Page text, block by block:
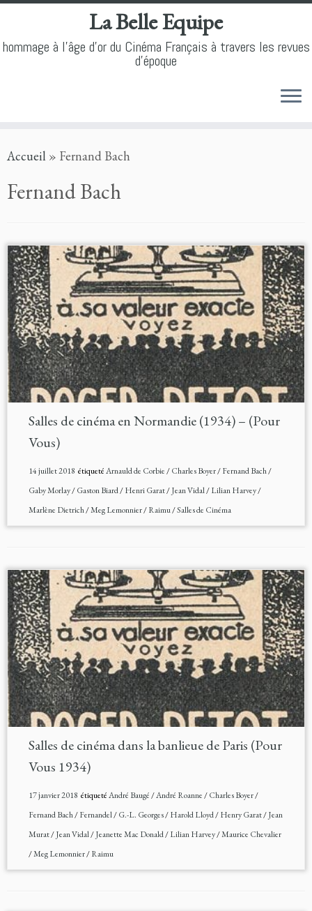
to
La Belle Equipe
hommage à l'âge d'or du Cinéma Français à travers les revues
d'époque
Accueil » Fernand Bach
Fernand Bach
Salles de cinéma en Normandie (1934) – (Pour
Vous)
14 juillet 2018 étiquetéArnauld de Corbie/Charles Boyer/Fernand Bach/
Gaby Morlay/Gaston Biard/Henri Garat/Jean Vidal/Lilian Harvey/
Marlène Dietrich/Meg Lemonnier/Raimu/Salles de Cinéma
Salles de cinéma dans la banlieue de Paris (Pour
Vous 1934)
17 janvier 2018 étiquetéAndré Baugé/André Roanne/Charles Boyer/
Fernand Bach/Fernandel/G.-L. Georges/Harold Lloyd/Henry Garat/Jean
Murat/Jean Vidal/Jeanette Mac Donald/Lilian Harvey/Maurice Chevalier
/Meg Lemonnier/Raimu